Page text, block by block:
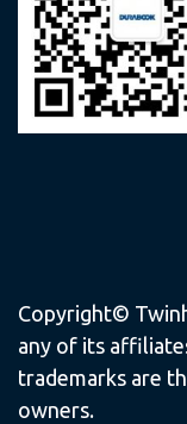
Copyright©
any of its
trademarks are
owners.